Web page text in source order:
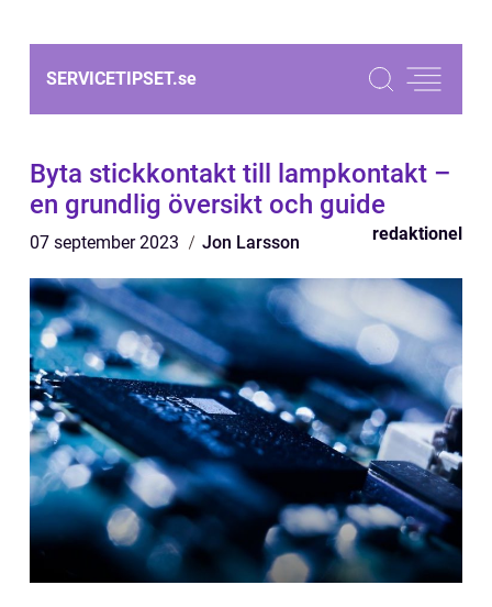
SERVICETIPSET.se
Byta stickkontakt till lampkontakt –
en grundlig översikt och guide
07 september 2023 Jon Larsson redaktionel